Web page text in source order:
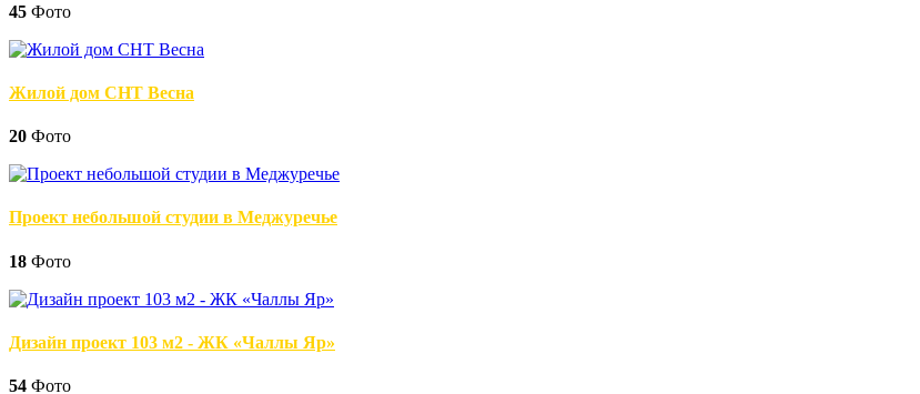
45 Фото
Жилой дом СНТ Весна
20 Фото
Проект небольшой студии в Меджуречье
18 Фото
Дизайн проект 103 м2 - ЖК «Чаллы Яр»
54 Фото